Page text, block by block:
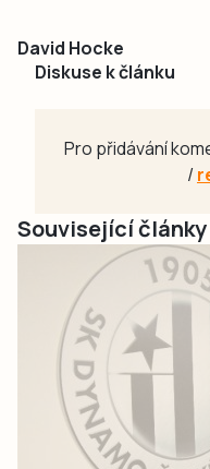
David Hocke
Diskuse k článku
Pro přidávání
/
Související články